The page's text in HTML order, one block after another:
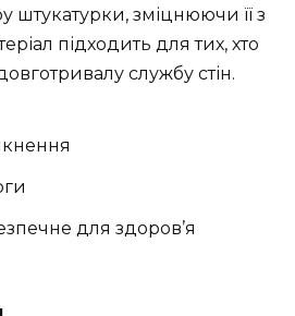
штукатурки, зміцнюючи її з
підходить для тих, хто
службу стін.
для здоров’я